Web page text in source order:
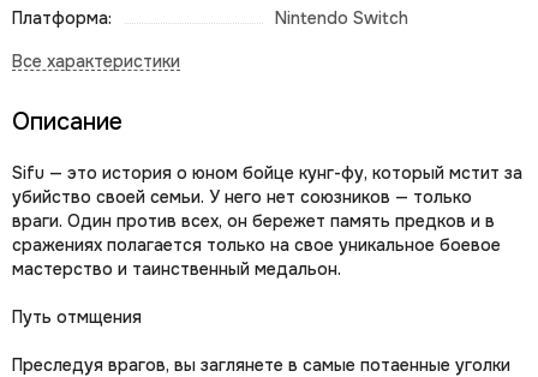
Платформа:
Nintendo Switch
Описание
Sifu — это история о юном бойце кунг-фу, который мстит за
убийство своей семьи. У него нет союзников — только
враги. Один против всех, он бережет память предков и в
сражениях полагается только на свое уникальное боевое
мастерство и таинственный медальон.
Путь отмщения
Преследуя врагов, вы заглянете в самые потаенные уголки